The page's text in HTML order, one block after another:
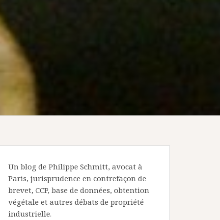
Un blog de Philippe Schmitt, avocat à
Paris, jurisprudence en contrefaçon de
brevet, CCP, base de données, obtention
végétale et autres débats de propriété
industrielle.